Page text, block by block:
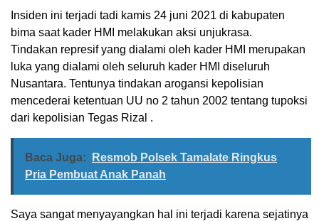
Insiden ini terjadi tadi kamis 24 juni 2021 di kabupaten
bima saat kader HMI melakukan aksi unjukrasa.
Tindakan represif yang dialami oleh kader HMI merupakan
luka yang dialami oleh seluruh kader HMI diseluruh
Nusantara. Tentunya tindakan arogansi kepolisian
mencederai ketentuan UU no 2 tahun 2002 tentang tupoksi
dari kepolisian Tegas Rizal .
Baca Juga:
Resmob Polsek Tamalate Ringkus
Pria Pembuat Anak Panah
Saya sangat menyayangkan hal ini terjadi karena sejatinya